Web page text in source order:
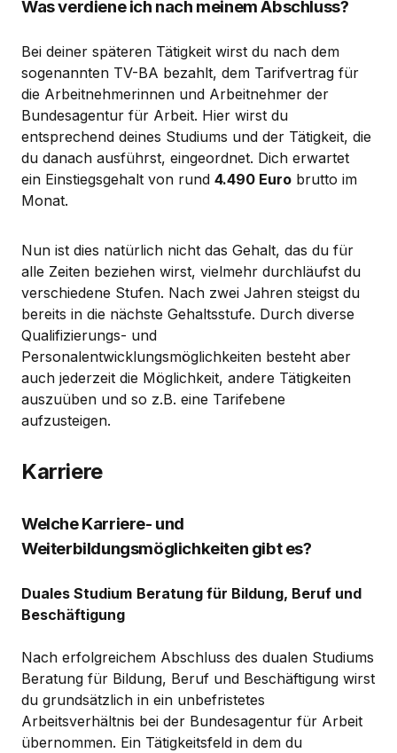
Was verdiene ich nach meinem Abschluss?
Bei deiner späteren Tätigkeit wirst du nach dem
sogenannten TV-BA bezahlt, dem Tarifvertrag für
die Arbeitnehmerinnen und Arbeitnehmer der
Bundesagentur für Arbeit. Hier wirst du
entsprechend deines Studiums und der Tätigkeit, die
du danach ausführst, eingeordnet. Dich erwartet
ein Einstiegsgehalt von rund 4.490 Euro brutto im
Monat.
Nun ist dies natürlich nicht das Gehalt, das du für
alle Zeiten beziehen wirst, vielmehr durchläufst du
verschiedene Stufen. Nach zwei Jahren steigst du
bereits in die nächste Gehaltsstufe. Durch diverse
Qualifizierungs- und
Personalentwicklungsmöglichkeiten besteht aber
auch jederzeit die Möglichkeit, andere Tätigkeiten
auszuüben und so z.B. eine Tarifebene
aufzusteigen.
Karriere
Welche Karriere- und
Weiterbildungsmöglichkeiten gibt es?
Duales Studium Beratung für Bildung, Beruf und
Beschäftigung
Nach erfolgreichem Abschluss des dualen Studiums
Beratung für Bildung, Beruf und Beschäftigung wirst
du grundsätzlich in ein unbefristetes
Arbeitsverhältnis bei der Bundesagentur für Arbeit
übernommen. Ein Tätigkeitsfeld in dem du